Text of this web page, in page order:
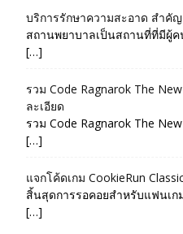
บริการรักษาความสะอาด สำคั
สถานพยาบาลเป็นสถานที่ที่มีผู้
[…]
รวม Code Ragnarok The
ละเอียด
รวม Code Ragnarok The
[…]
แจกโค้ดเกม CookieRun
สิ้นสุดการรอคอยสำหรับแฟนเก
[…]